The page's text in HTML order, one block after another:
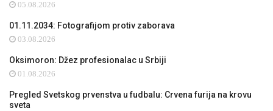
05.08.2026
01.11.2034: Fotografijom protiv zaborava
03.08.2026
Oksimoron: Džez profesionalac u Srbiji
01.08.2026
Pregled Svetskog prvenstva u fudbalu: Crvena furija na krovu
sveta